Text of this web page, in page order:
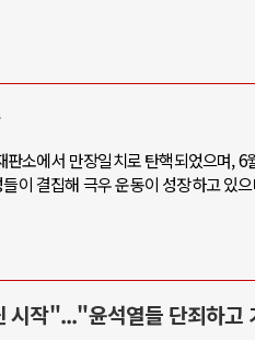
소에서 만장일치로 탄핵되었으며, 6
이 결집해 극우 운동이 성장하고 있
시작"..."윤석열들 단죄하고
료를 철회한 트럼프
봉쇄 선택한 배경
단 한계 직면
이양으로 휴전 의지..
AI
AI